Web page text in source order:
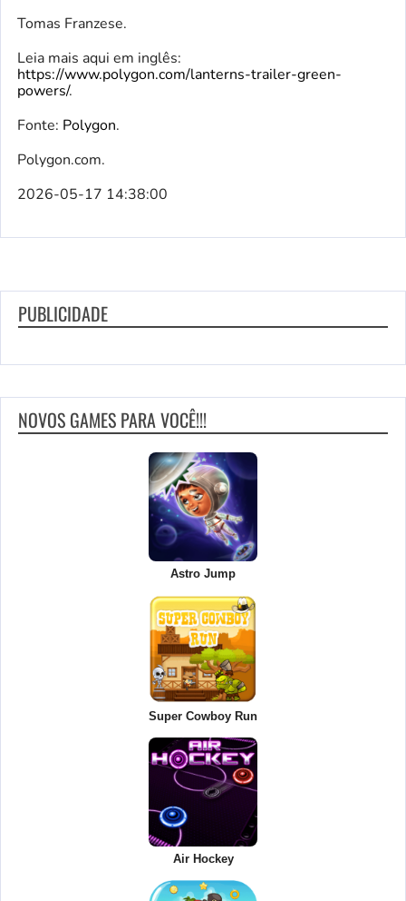
Tomas Franzese.
Leia mais aqui em inglês:
https://www.polygon.com/lanterns-trailer-green-
powers/.
Fonte: Polygon.
Polygon.com.
2026-05-17 14:38:00
PUBLICIDADE
NOVOS GAMES PARA VOCÊ!!!
Astro Jump
Super Cowboy Run
Air Hockey